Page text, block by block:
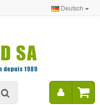
Deutsch
Mein
Konto